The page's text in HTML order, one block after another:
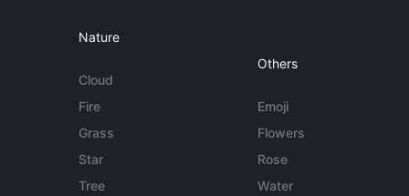
Nature
Cloud
Fire
Grass
Star
Tree
Others
Emoji
Flowers
Rose
Water